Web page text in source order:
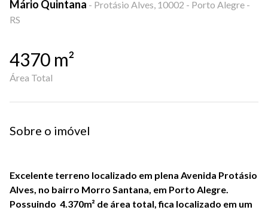
Mário Quintana - Protásio Alves, 10002 - Porto Alegre -
RS
4370 m²
Área Total
Sobre o imóvel
Excelente terreno localizado em plena Avenida Protásio
Alves, no bairro Morro Santana, em Porto Alegre.
Possuindo  4.370m² de área total, fica localizado em um